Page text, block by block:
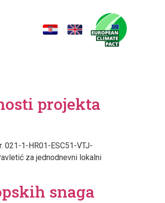
projekta
021-1-HR01-ESC51-VTJ-
za jednodnevni lokalni
snaga